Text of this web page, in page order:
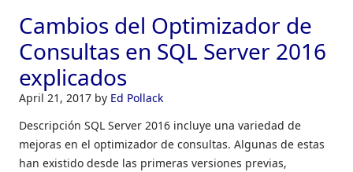
Cambios del Optimizador de
Consultas en SQL Server 2016
explicados
April 21, 2017 by Ed Pollack
Descripción SQL Server 2016 incluye una variedad de
mejoras en el optimizador de consultas. Algunas de estas
han existido desde las primeras versiones previas,